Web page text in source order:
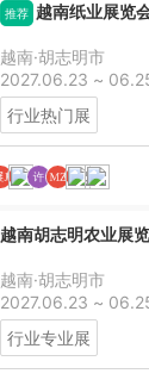
推荐 越南纸业展览
越南·胡志明市
2027.06.23 ~
行业热门展
越南胡志明农业展
越南·胡志明市
2027.06.23 ~
行业专业展